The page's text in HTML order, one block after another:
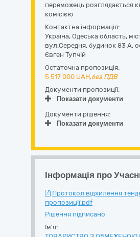
переможець розглядається
комісією
Контактна інформація:
Україна, Одеська область,
вул.Середня, будинок 83 А,
Євген Тупчій
Остаточна пропозиція:
5 517 000 UAH,без ПДВ
Документи пропозиції:
Показати документи
Документи рішення:
Показати документи
Інформація про
Протокол відхилення
пропозиції.pdf
Рішення підписано
Ім'я: